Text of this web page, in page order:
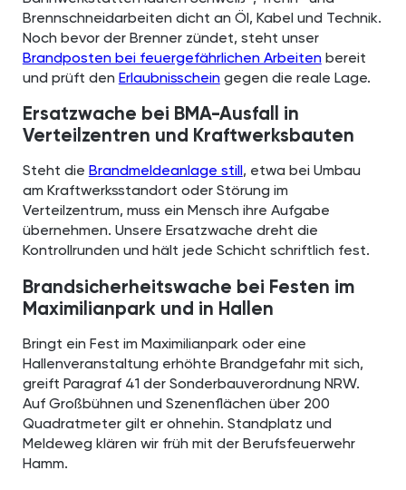
Brennschneidarbeiten dicht an Öl, Kabel und Technik.
Noch bevor der Brenner zündet, steht unser
Brandposten bei feuergefährlichen Arbeitenbereit
und prüft den Erlaubnisscheingegen die reale Lage.
Ersatzwache bei BMA-Ausfall in
Verteilzentren und Kraftwerksbauten
Steht die Brandmeldeanlage still, etwa bei Umbau
am Kraftwerksstandort oder Störung im
Verteilzentrum, muss ein Mensch ihre Aufgabe
übernehmen. Unsere Ersatzwache dreht die
Kontrollrunden und hält jede Schicht schriftlich fest.
Brandsicherheitswache bei Festen im
Maximilianpark und in Hallen
Bringt ein Fest im Maximilianpark oder eine
Hallenveranstaltung erhöhte Brandgefahr mit sich,
greift Paragraf 41 der Sonderbauverordnung NRW.
Auf Großbühnen und Szenenflächen über 200
Quadratmeter gilt er ohnehin. Standplatz und
Meldeweg klären wir früh mit der Berufsfeuerwehr
Hamm.